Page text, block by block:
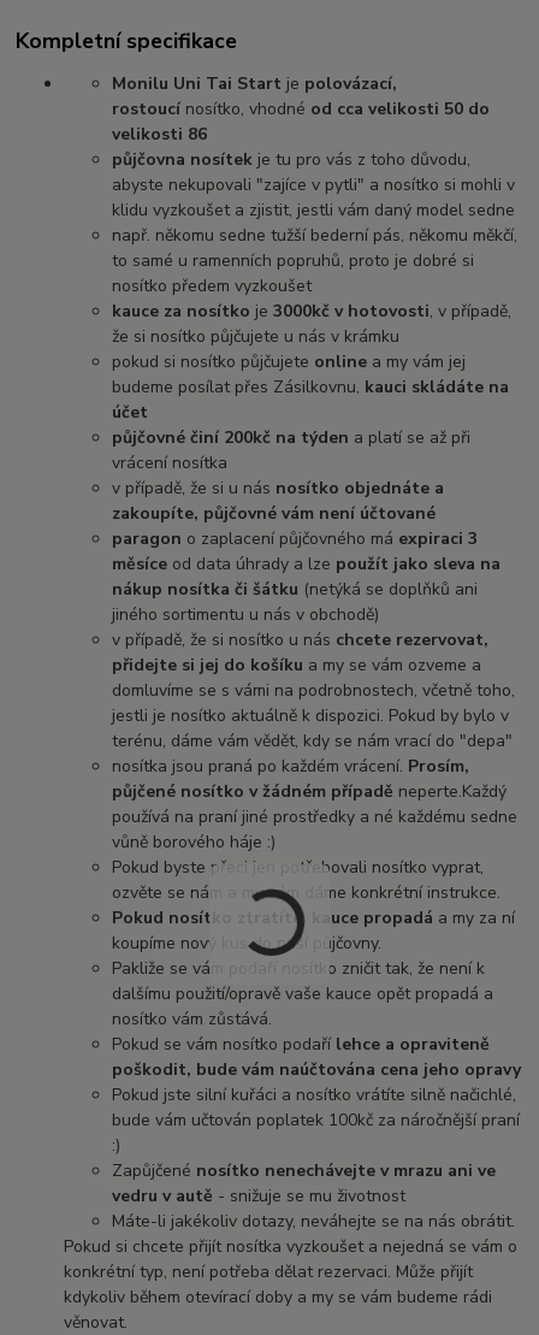
Kompletní specifikace
Monilu Uni Tai Start je polovázací,
rostoucí nosítko, vhodné od cca velikosti 50 do
velikosti 86
půjčovna nosítek je tu pro vás z toho důvodu,
abyste nekupovali "zajíce v pytli" a nosítko si mohli v
klidu vyzkoušet a zjistit, jestli vám daný model sedne
např. někomu sedne tužší bederní pás, někomu měkčí,
to samé u ramenních popruhů, proto je dobré si
nosítko předem vyzkoušet
kauce za nosítko je3000kč v hotovosti, v případě,
že si nosítko půjčujete u nás v krámku
pokud si nosítko půjčujete online a my vám jej
budeme posílat přes Zásilkovnu, kauci skládáte na
účet
půjčovné činí 200kč na týden a platí se až při
vrácení nosítka
v případě, že si u nás nosítko objednáte a
zakoupíte, půjčovné vám není účtované
paragon o zaplacení půjčovného má expiraci 3
měsíce od data úhrady a lze použít jako sleva na
nákup nosítka či šátku (netýká se doplňků ani
jiného sortimentu u nás v obchodě)
v případě, že si nosítko u nás chcete rezervovat,
přidejte si jej do košíku a my se vám ozveme a
domluvíme se s vámi na podrobnostech, včetně toho,
jestli je nosítko aktuálně k dispozici. Pokud by bylo v
terénu, dáme vám vědět, kdy se nám vrací do "depa"
nosítka jsou praná po každém vrácení. Prosím,
půjčené nosítko v žádném případě neperte.Každý
používá na praní jiné prostředky a né každému sedne
vůně borového háje :)
Pokud byste přeci jen potřebovali nosítko vyprat,
ozvěte se nám a my vám dáme konkrétní instrukce.
Pokud nosítko ztratíte, kauce propadá a my za ní
koupíme nový kus do naší půjčovny.
Pakliže se vám podaří nosítko zničit tak, že není k
dalšímu použití/opravě vaše kauce opět propadá a
nosítko vám zůstává.
Pokud se vám nosítko podaří lehce a opraviteně
poškodit, bude vám naúčtována cena jeho opravy
Pokud jste silní kuřáci a nosítko vrátíte silně načichlé,
bude vám učtován poplatek 100kč za náročnější praní
:)
Zapůjčené nosítko nenechávejte v mrazu ani ve
vedru v autě - snižuje se mu životnost
Máte-li jakékoliv dotazy, neváhejte se na nás obrátit.
Pokud si chcete přijít nosítka vyzkoušet a nejedná se vám o
konkrétní typ, není potřeba dělat rezervaci. Může přijít
kdykoliv během otevírací doby a my se vám budeme rádi
věnovat.